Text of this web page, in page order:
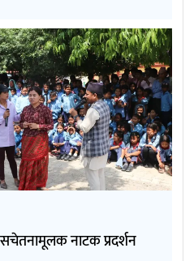
सचेतनामूलक नाटक प्रदर्शन